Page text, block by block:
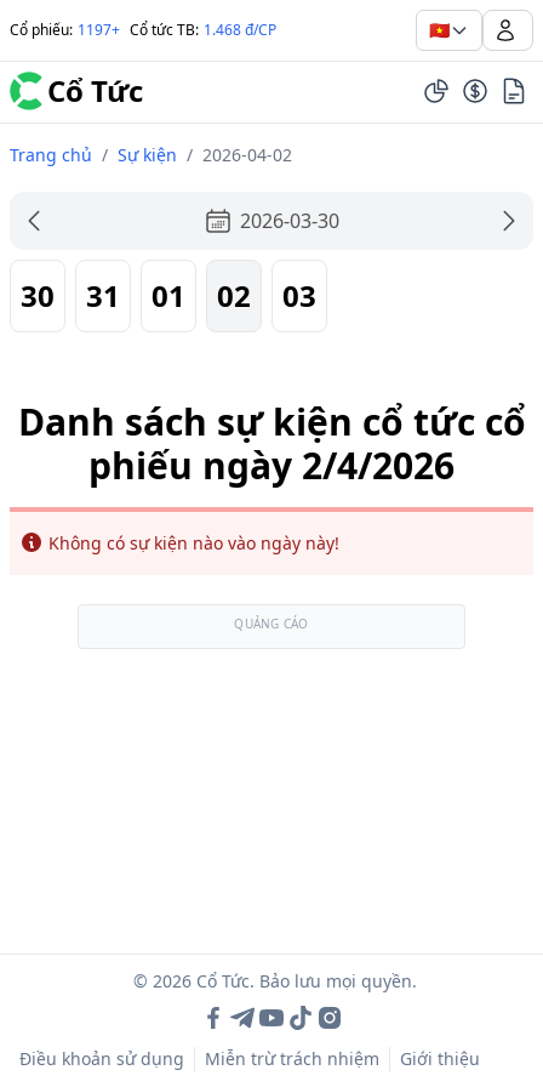
Cổ phiếu: 1197+ Cổ tức TB: 1.468 đ/CP 🇻🇳
Cổ Tức
Trang chủ / Sự kiện / 2026-04-02
2026-03-30
30 31 01 02 03
Danh sách sự kiện cổ tức cổ
phiếu ngày 2/4/2026
Info
Không có sự kiện nào vào ngày này!
QUẢNG CÁO
© 2026 Cổ Tức. Bảo lưu mọi quyền.
Điều khoản sử dụng Miễn trừ trách nhiệm Giới thiệu